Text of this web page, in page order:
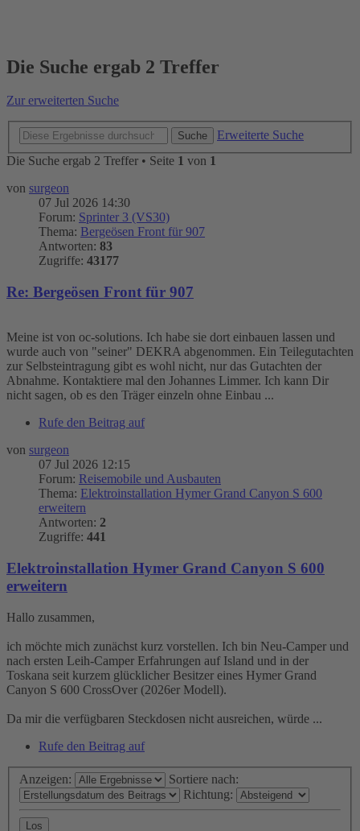
Die Suche ergab 2 Treffer
Zur erweiterten Suche
Suche
Erweiterte Suche
Die Suche ergab 2 Treffer • Seite 1 von 1
von surgeon
07 Jul 2026 14:30
Forum: Sprinter 3 (VS30)
Thema: Bergeösen Front für 907
Antworten: 83
Zugriffe: 43177
Re: Bergeösen Front für 907
Meine ist von oc-solutions. Ich habe sie dort einbauen lassen und
wurde auch von "seiner" DEKRA abgenommen. Ein Teilegutachten
zur Selbsteintragung gibt es wohl nicht, nur das Gutachten der
Abnahme. Kontaktiere mal den Johannes Limmer. Ich kann Dir
nicht sagen, ob es den Träger einzeln ohne Einbau ...
Rufe den Beitrag auf
von surgeon
07 Jul 2026 12:15
Forum: Reisemobile und Ausbauten
Thema: Elektroinstallation Hymer Grand Canyon S 600
erweitern
Antworten: 2
Zugriffe: 441
Elektroinstallation Hymer Grand Canyon S 600
erweitern
Hallo zusammen,
ich möchte mich zunächst kurz vorstellen. Ich bin Neu-Camper und
nach ersten Leih-Camper Erfahrungen auf Island und in der
Toskana seit kurzem glücklicher Besitzer eines Hymer Grand
Canyon S 600 CrossOver (2026er Modell).
Da mir die verfügbaren Steckdosen nicht ausreichen, würde ...
Rufe den Beitrag auf
Anzeigen:
Sortiere nach:
Richtung: